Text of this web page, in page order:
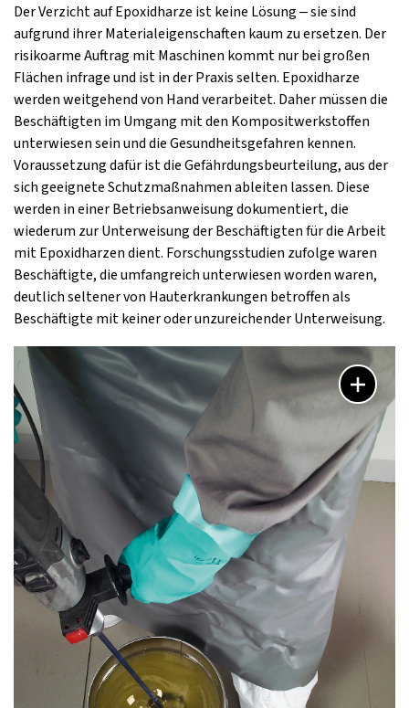
Der Verzicht auf Epoxidharze ist keine Lösung – sie sind
aufgrund ihrer Materialeigenschaften kaum zu ersetzen. Der
risikoarme Auftrag mit Maschinen kommt nur bei großen
Flächen infrage und ist in der Praxis selten. Epoxidharze
werden weitgehend von Hand verarbeitet. Daher müssen die
Beschäftigten im Umgang mit den Kompositwerkstoffen
unterwiesen sein und die Gesundheitsgefahren kennen.
Voraussetzung dafür ist die Gefährdungsbeurteilung, aus der
sich geeignete Schutzmaßnahmen ableiten lassen. Diese
werden in einer Betriebsanweisung dokumentiert, die
wiederum zur Unterweisung der Beschäftigten für die Arbeit
mit Epoxidharzen dient. Forschungsstudien zufolge waren
Beschäftigte, die umfangreich unterwiesen worden waren,
deutlich seltener von Hauterkrankungen betroffen als
Beschäftigte mit keiner oder unzureichender Unterweisung.